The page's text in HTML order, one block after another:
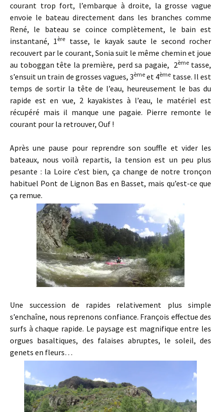
courant trop fort, l’embarque à droite, la grosse vague
envoie le bateau directement dans les branches comme
René, le bateau se coince complètement, le bain est
instantané, 1ère
tasse, le kayak saute le second rocher
recouvert par le courant, Sonia suit le même chemin et joue
au toboggan tête la première, perd sa pagaie, 2èmetasse,
s’ensuit un train de grosses vagues, 3ème et 4ème tasse. Il est
temps de sortir la tête de l’eau, heureusement le bas du
rapide est en vue, 2 kayakistes à l’eau, le matériel est
récupéré mais il manque une pagaie. Pierre remonte le
courant pour la retrouver, Ouf !
Après une pause pour reprendre son souffle et vider les
bateaux, nous voilà repartis, la tension est un peu plus
pesante : la Loire c’est bien, ça change de notre tronçon
habituel Pont de Lignon Bas en Basset, mais qu’est-ce que
ça remue.
Une succession de rapides relativement plus simple
s’enchaîne, nous reprenons confiance. François effectue des
surfs à chaque rapide. Le paysage est magnifique entre les
orgues basaltiques, des falaises abruptes, le soleil, des
genets en fleurs…